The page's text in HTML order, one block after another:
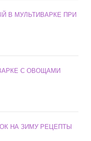
В МУЛЬТИВАРКЕ ПРИ
С ОВОЩАМИ
НА ЗИМУ РЕЦЕПТЫ